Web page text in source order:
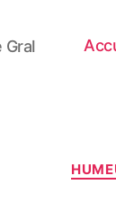
Gral